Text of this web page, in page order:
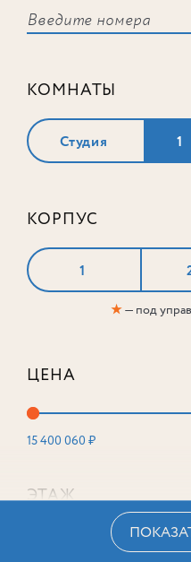
КОМНАТЫ
Студия 1
КОРПУС
1
★— под
ЦЕНА
15 400 060 ₽
ЭТАЖ